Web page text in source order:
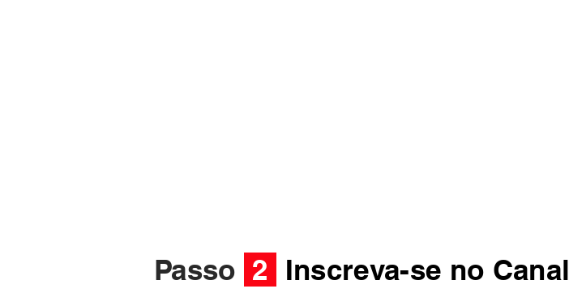
Passo 2 Inscreva-se no Canal